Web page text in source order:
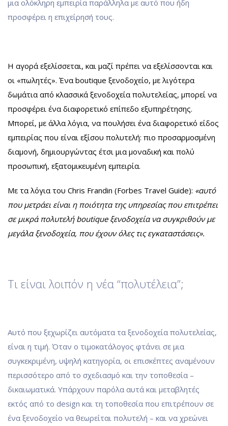
μια ολόκληρη εμπειρία παράλληλα με αυτό που ήδη
προσφέρει η επιχείρησή τους.
Η αγορά εξελίσσεται, και μαζί πρέπει να εξελίσσονται και
οι «πωλητές». Ένα boutique ξενοδοχείο, με λιγότερα
δωμάτια από κλασσικά ξενοδοχεία πολυτελείας, μπορεί να
προσφέρει ένα διαφορετικό επίπεδο εξυπηρέτησης.
Μπορεί, με άλλα λόγια, να πουλήσει ένα διαφορετικό είδος
εμπειρίας που είναι εξίσου πολυτελή: πιο προσαρμοσμένη
διαμονή, δημιουργώντας έτσι μια μοναδική και πολύ
προσωπική, εξατομικευμένη εμπειρία.
Με τα λόγια του Chris Frandin (Forbes Travel Guide): «αυτό
που μετράει είναι η ποιότητα της υπηρεσίας που επιτρέπει
σε μικρά πολυτελή boutique ξενοδοχεία να συγκριθούν με
μεγάλα ξενοδοχεία, που έχουν όλες τις εγκαταστάσεις».
Τι είναι λοιπόν η νέα “πολυτέλεια”;
Αυτό που ξεχωρίζει αυτόματα τα ξενοδοχεία πολυτελείας,
είναι η τιμή. Όταν ο τιμοκατάλογος φτάνει σε μια
συγκεκριμένη, υψηλή κατηγορία, οι επισκέπτες αναμένουν
περισσότερο από το σχεδιασμό και την τοποθεσία –
δικαιωματικά. Υπάρχουν παρόλα αυτά και μεταβλητές
εκτός από το design και τη τοποθεσία που επιτρέπουν σε
ένα ξενοδοχείο να θεωρείται πολυτελή – και να χρεώνει